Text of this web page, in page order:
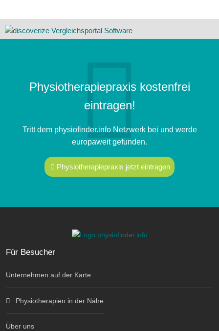
Physiotherapiepraxis kostenfrei
eintragen!
Tritt dem physiofinder.info Netzwerk bei und werde
europaweit gefunden.
Physiotherapiepraxis jetzt eintragen
Für Besucher
Unternehmen auf der Karte
Physiotherapien in der Nähe
Über uns